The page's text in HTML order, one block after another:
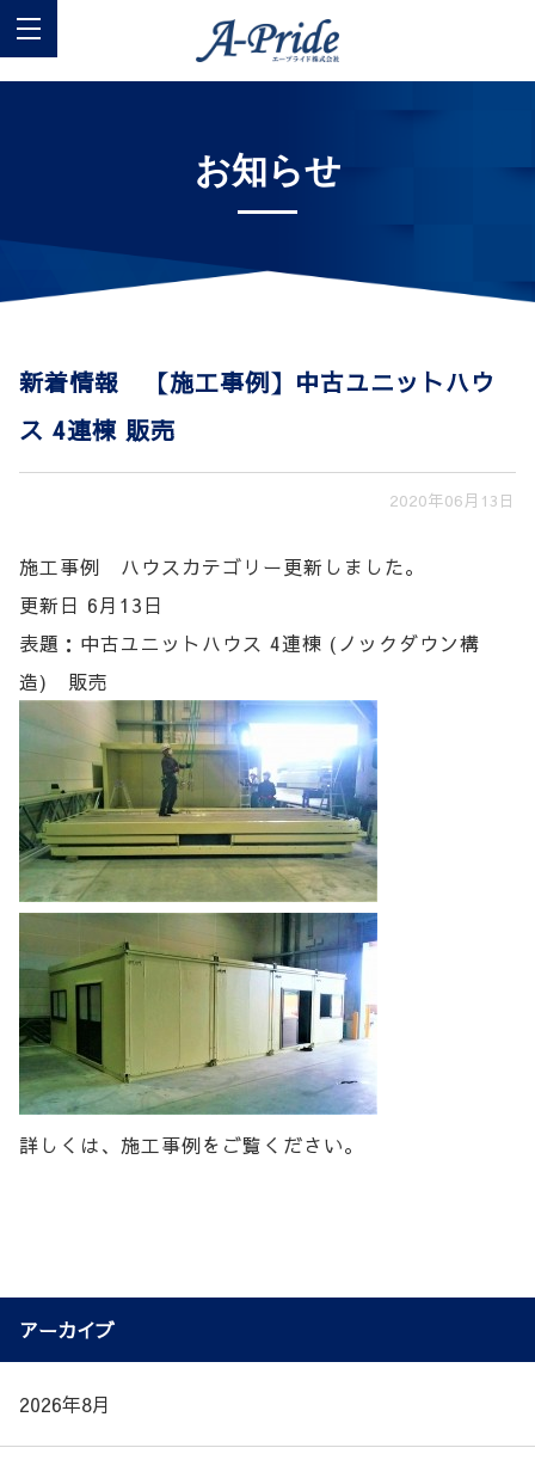
お知らせ
新着情報 【施工事例】中古ユニットハウ
ス 4連棟 販売
2020年06月13日
施工事例 ハウスカテゴリー更新しました。
更新日 6月13日
表題：中古ユニットハウス 4連棟 (ノックダウン構
造) 販売
詳しくは、施工事例をご覧ください。
アーカイブ
2026年8月